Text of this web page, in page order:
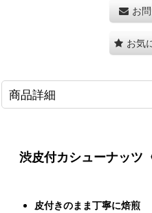
お
お気
商品詳細
渋皮付カシューナッツ
皮付きのまま丁寧に焙煎